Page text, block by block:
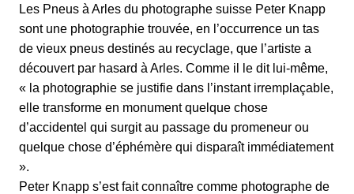
Les Pneus à Arles du photographe suisse Peter Knapp
sont une photographie trouvée, en l’occurrence un tas
de vieux pneus destinés au recyclage, que l’artiste a
découvert par hasard à Arles. Comme il le dit lui-même,
« la photographie se justifie dans l’instant irremplaçable,
elle transforme en monument quelque chose
d’accidentel qui surgit au passage du promeneur ou
quelque chose d’éphémère qui disparaît immédiatement
».
Peter Knapp s’est fait connaître comme photographe de